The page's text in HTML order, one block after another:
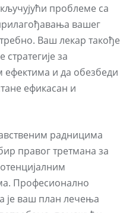
проблеме са
вашег
Ваш лекар такође
за
и да обезбеди
ефикасан и
радницима
правог третмана за
Професионално
је ваш план лечења